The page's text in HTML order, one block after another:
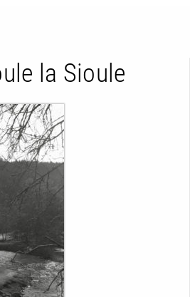
la Sioule